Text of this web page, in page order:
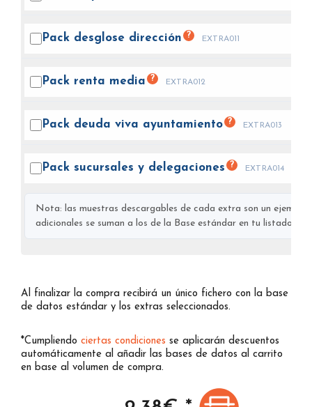
Pack desglose dirección ? EXTRA011
Pack renta media ? EXTRA012
Pack deuda viva ayuntamiento ? EXTRA013
Pack sucursales y delegaciones ? EXTRA014
Nota: las muestras descargables de cada extra son un
adicionales se suman a los de la Base estándar en tu listado
Al finalizar la compra recibirá un único fichero con la base
de datos estándar y los extras seleccionados.
*Cumpliendo ciertas condiciones se aplicarán descuentos
automáticamente al añadir las bases de datos al carrito
en base al volumen de compra.